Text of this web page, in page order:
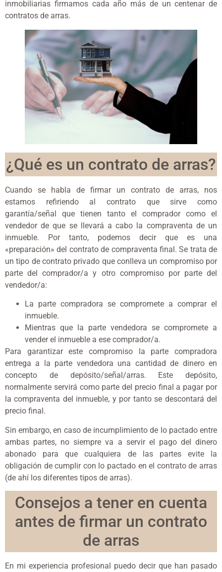
inmobiliarias firmamos cada año más de un centenar de
contratos de arras.
¿Qué es un contrato de arras?
Cuando se habla de firmar un contrato de arras, nos
estamos refiriendo al contrato que sirve como
garantía/señal que tienen tanto el comprador como el
vendedor de que se llevará a cabo la compraventa de un
inmueble. Por tanto, podemos decir que es una
«preparación» del contrato de compraventa final. Se trata de
un tipo de contrato privado que conlleva un compromiso por
parte del comprador/a y otro compromiso por parte del
vendedor/a:
La parte compradora se compromete a comprar el
inmueble.
Mientras que la parte vendedora se compromete a
vender el inmueble a ese comprador/a.
Para garantizar este compromiso la parte compradora
entrega a la parte vendedora una cantidad de dinero en
concepto de depósito/señal/arras. Este depósito,
normalmente servirá como parte del precio final a pagar por
la compraventa del inmueble, y por tanto se descontará del
precio final.
Sin embargo, en caso de incumplimiento de lo pactado entre
ambas partes, no siempre va a servir el pago del dinero
abonado para que cualquiera de las partes evite la
obligación de cumplir con lo pactado en el contrato de arras
(de ahí los diferentes tipos de arras).
Consejos a tener en cuenta
antes de firmar un contrato
de arras
En mi experiencia profesional puedo decir que han pasado